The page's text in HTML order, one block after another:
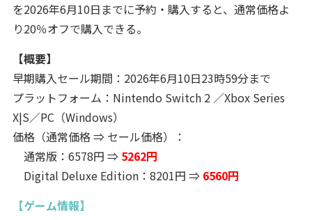
を2026年6月10日までに予約・購入すると、通常価格よ
り20％オフで購入できる。
【概要】
早期購入セール期間：2026年6月10日23時59分まで
プラットフォーム：Nintendo Switch 2 ／Xbox Series
X|S／PC（Windows）
価格（通常価格 ⇒ セール価格）：
通常版：6578円 ⇒ 5262円
Digital Deluxe Edition：8201円 ⇒ 6560円
【ゲーム情報】